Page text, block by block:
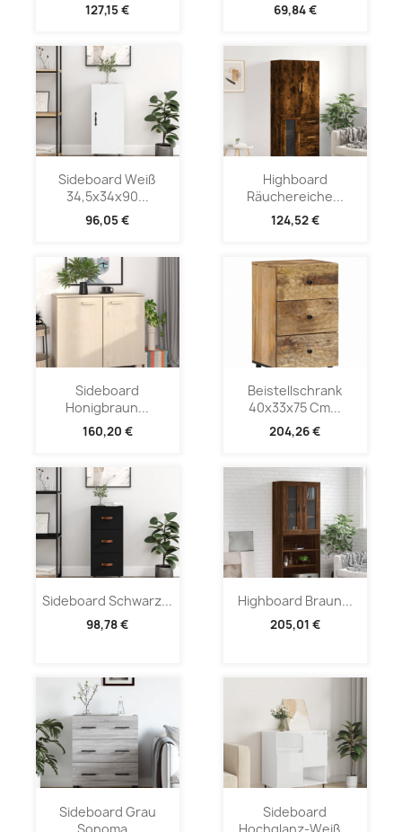
127,15 € 69,84 €
Sideboard Weiß
34,5x34x90...
96,05 €
Highboard
Räuchereiche...
124,52 €
Sideboard
Honigbraun...
160,20 €
Beistellschrank
40x33x75 Cm...
204,26 €
Sideboard Schwarz...
98,78 €
Highboard Braun...
205,01 €
Sideboard Grau
Sonoma...
Sideboard
Hochglanz-Weiß...